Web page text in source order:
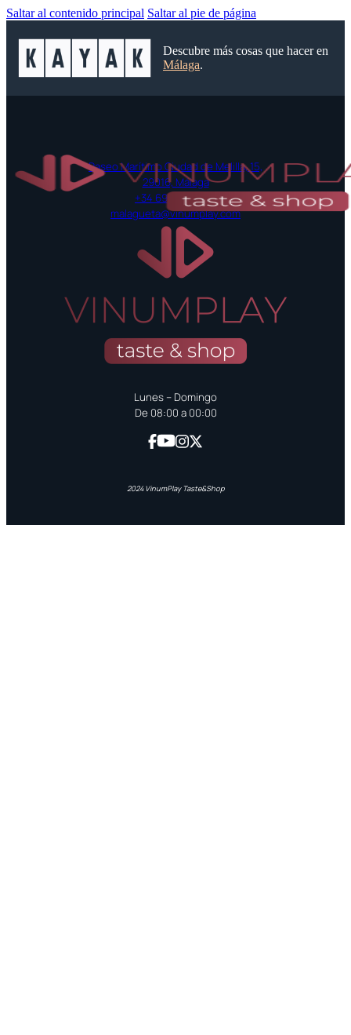
Saltar al contenido principal Saltar al pie de página
Descubre más cosas que hacer en
Málaga.
Paseo Marítimo Ciudad de Melilla, 15,
29016, Málaga
+34 697 42 52 55
malagueta@vinumplay.com
Lunes – Domingo
De 08:00 a 00:00
2024 VinumPlay Taste&Shop